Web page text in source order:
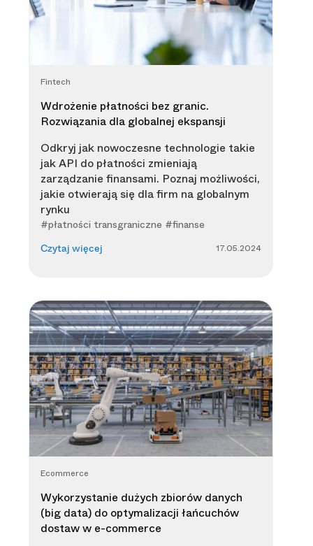
Fintech
Wdrożenie płatności bez granic.
Rozwiązania dla globalnej ekspansji
Odkryj jak nowoczesne technologie takie
jak API do płatności zmieniają
zarządzanie finansami. Poznaj możliwości,
jakie otwierają się dla firm na globalnym
rynku
#płatności transgraniczne #finanse
Czytaj więcej 17.05.2024
Ecommerce
Wykorzystanie dużych zbiorów danych
(big data) do optymalizacji łańcuchów
dostaw w e-commerce